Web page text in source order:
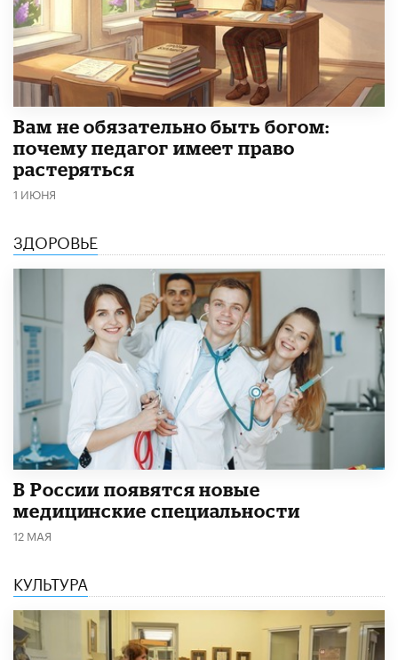
​Вам не обязательно быть богом:
почему педагог имеет право
растеряться
1 ИЮНЯ
ЗДОРОВЬЕ
В России появятся новые
медицинские специальности
12 МАЯ
КУЛЬТУРА